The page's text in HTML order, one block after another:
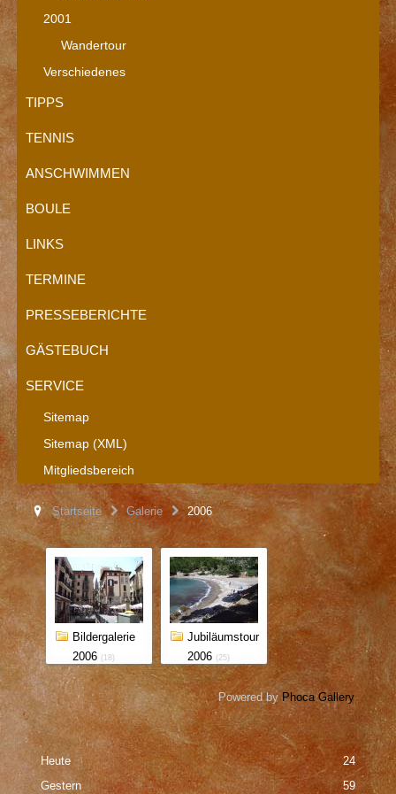
2001
Wandertour
Verschiedenes
TIPPS
TENNIS
ANSCHWIMMEN
BOULE
LINKS
TERMINE
PRESSEBERICHTE
GÄSTEBUCH
SERVICE
Sitemap
Sitemap (XML)
Mitgliedsbereich
Startseite Galerie 2006
Bildergalerie
2006 (18)
Jubiläumstour
2006 (25)
Powered byPhoca Gallery
Heute
24
Gestern
59